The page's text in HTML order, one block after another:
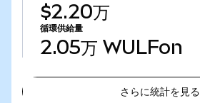
$2.20万
循環供給量
2.05万 WULFon
さらに統計を見る